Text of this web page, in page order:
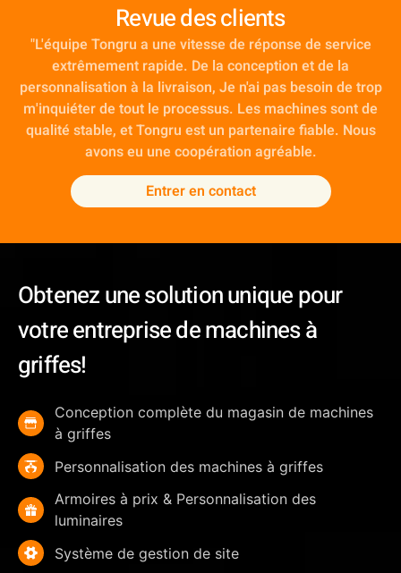
Revue des clients
"L'équipe Tongru a une vitesse de réponse de service
extrêmement rapide. De la conception et de la
personnalisation à la livraison, Je n'ai pas besoin de trop
m'inquiéter de tout le processus. Les machines sont de
qualité stable, et Tongru est un partenaire fiable. Nous
avons eu une coopération agréable.
Entrer en contact
Obtenez une solution unique pour
votre entreprise de machines à
griffes!
Conception complète du magasin de machines
à griffes
Personnalisation des machines à griffes
Armoires à prix & Personnalisation des
luminaires
Système de gestion de site